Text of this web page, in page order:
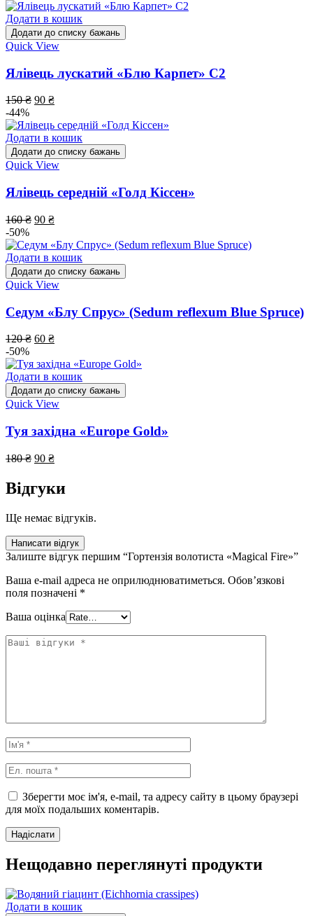
Додати в кошик
Додати до списку бажань
Quick View
Ялівець лускатий «Блю Карпет» С2
150₴ 90 ₴
-44%
Додати в кошик
Додати до списку бажань
Quick View
Ялівець середній «Голд Кіссен»
160₴ 90 ₴
-50%
Додати в кошик
Додати до списку бажань
Quick View
Седум «Блу Спрус» (Sedum reflexum Blue Spruce)
120₴ 60 ₴
-50%
Додати в кошик
Додати до списку бажань
Quick View
Туя західна «Europe Gold»
180₴ 90 ₴
Відгуки
Ще немає відгуків.
Написати відгук
Залиште відгук першим “Гортензія волотиста «Magical Fire»”
Ваша e-mail адреса не оприлюднюватиметься. Обов’язкові
поля позначені *
Ваша оцінка
Зберегти моє ім'я, e-mail, та адресу сайту в цьому браузері
для моїх подальших коментарів.
Нещодавно переглянуті продукти
Додати в кошик